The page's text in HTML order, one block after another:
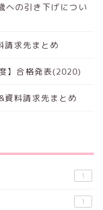
への引き下げについ
請求先まとめ
】合格発表(2020)
資料請求先まとめ
1
1